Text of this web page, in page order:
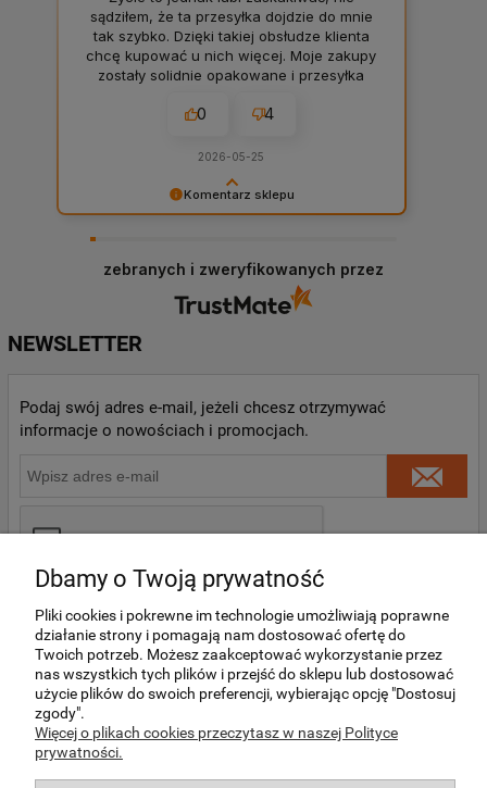
Komentarz sklepu
dziękujemy, Panie Bartłomieju. To naprawdę
wiele dla nas znaczy, że docenia Pan naszą
obsługę i jest Pan zadowolony. ❤️ Zapraszamy
sądziłem, że ta przesyłka dojdzie do mnie
tak szybko. Dzięki takiej obsłudze klienta
chcę kupować u nich więcej. Moje zakupy
zostały solidnie opakowane i przesyłka
0 4
2026-05-25
zebranych i zweryfikowanych przez
NEWSLETTER
Podaj swój adres e-mail, jeżeli chcesz otrzymywać
informacje o nowościach i promocjach.
O NAS
Dbamy o Twoją prywatność
Pliki cookies i pokrewne im technologie umożliwiają poprawne
działanie strony i pomagają nam dostosować ofertę do
Twoich potrzeb. Możesz zaakceptować wykorzystanie przez
nas wszystkich tych plików i przejść do sklepu lub dostosować
użycie plików do swoich preferencji, wybierając opcję "Dostosuj
zgody".
Więcej o plikach cookies przeczytasz w naszej Polityce
prywatności.